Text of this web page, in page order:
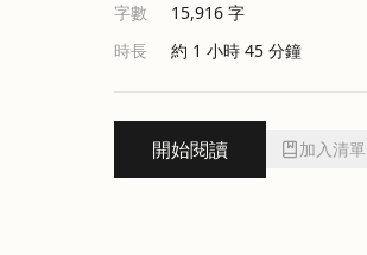
字數
15,916 字
時長
約 1 小時 45 分鐘
開始閱讀 加入清單